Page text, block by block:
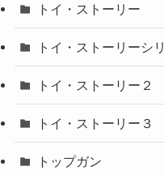
トイ・ストーリー
トイ・ストーリーシ
トイ・ストーリー２
トイ・ストーリー３
トップガン